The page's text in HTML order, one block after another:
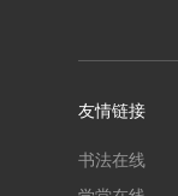
友情链接
书法在线